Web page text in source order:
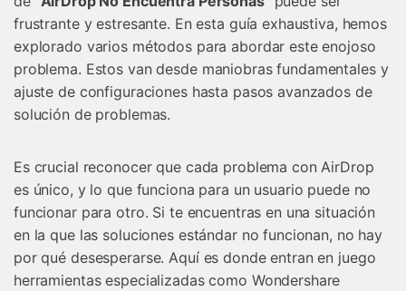
frustrante y estresante. En esta guía exhaustiva, hemos
explorado varios métodos para abordar este enojoso
problema. Estos van desde maniobras fundamentales y
ajuste de configuraciones hasta pasos avanzados de
solución de problemas.
Es crucial reconocer que cada problema con AirDrop
es único, y lo que funciona para un usuario puede no
funcionar para otro. Si te encuentras en una situación
en la que las soluciones estándar no funcionan, no hay
por qué desesperarse. Aquí es donde entran en juego
herramientas especializadas como Wondershare